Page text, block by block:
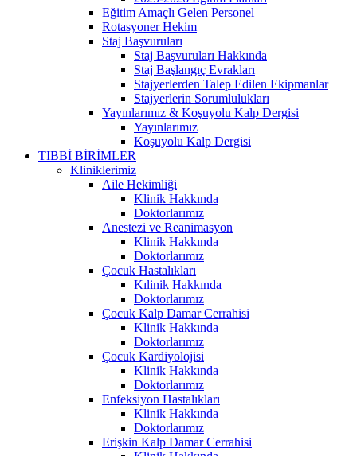
Eğitim Amaçlı Gelen Personel
Rotasyoner Hekim
Staj Başvuruları
Staj Başvuruları Hakkında
Staj Başlangıç Evrakları
Stajyerlerden Talep Edilen Ekipmanlar
Stajyerlerin Sorumlulukları
Yayınlarımız & Koşuyolu Kalp Dergisi
Yayınlarımız
Koşuyolu Kalp Dergisi
TIBBİ BİRİMLER
Kliniklerimiz
Aile Hekimliği
Klinik Hakkında
Doktorlarımız
Anestezi ve Reanimasyon
Klinik Hakkında
Doktorlarımız
Çocuk Hastalıkları
Kılinik Hakkında
Doktorlarımız
Çocuk Kalp Damar Cerrahisi
Klinik Hakkında
Doktorlarımız
Çocuk Kardiyolojisi
Klinik Hakkında
Doktorlarımız
Enfeksiyon Hastalıkları
Klinik Hakkında
Doktorlarımız
Erişkin Kalp Damar Cerrahisi